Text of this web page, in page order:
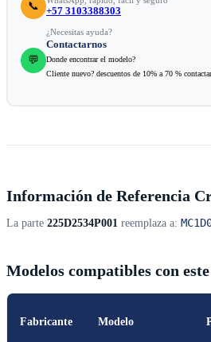
📞 +57 3103388303
💬
¿Necesitas ayuda?
Contactarnos
Donde encontrar el modelo?
Cliente nuevo? descuentos de 10% a 70 %
Información de Referencia
La parte 225D2534P001 reemplaza a:
Modelos compatibles con
Fabricante Modelo